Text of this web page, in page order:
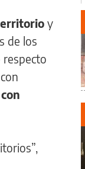
y
de los
respecto